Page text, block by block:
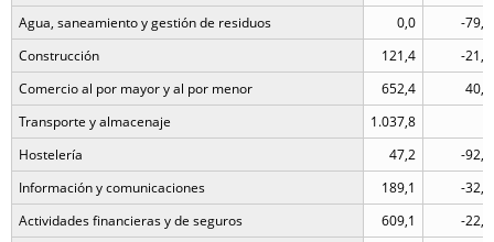
Agua, saneamiento y gestión de residuos
0,0
-79,5
Construcción
121,4
-21,3
Comercio al por mayor y al por menor
652,4
40,2
Transporte y almacenaje
1.037,8
Hostelería
47,2
-92,8
Información y comunicaciones
189,1
-32,0
Actividades financieras y de seguros
609,1
-22,7